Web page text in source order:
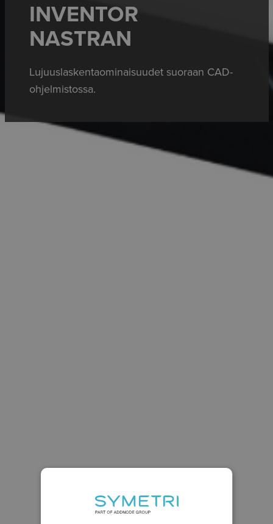
INVENTOR
NASTRAN
Lujuuslaskentaominaisuudet suoraan CAD-
ohjelmistossa.